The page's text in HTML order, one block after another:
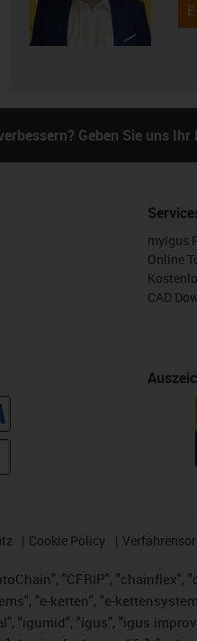
Geben Sie uns Ihr
myigus
Online
CAD
Cookie Policy
"CFRIP",
"e-ketten", "e-
"igumid", "igus", "igus